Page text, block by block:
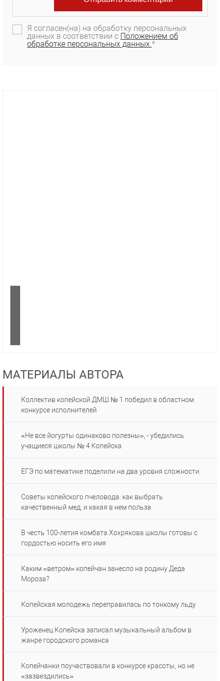
Я согласен(на) на обработку персональных
данных в соответствии с Положением об
обработке персональных данных.*
МАТЕРИАЛЫ АВТОРА
Коллектив копейской ДМШ № 1 победил в областном
конкурсе исполнителей
«Не все йогурты одинаково полезны», - убедились
учащиеся школы № 4 Копейска
ЕГЭ по математике поделили на два уровня сложности
Советы копейского пчеловода: как выбрать
качественный мед, и какая в нем польза
В честь 100-летия комбата Хохрякова школы готовы с
гордостью носить его имя
Каким «ветром» копейчан занесло на родину Деда
Мороза?
Копейская молодежь переправилась по тонкому льду
Уроженец Копейска записал музыкальный альбом в
жанре городского романса
Копейчанки поучаствовали в конкурсе красоты, но не
«зазвездились»